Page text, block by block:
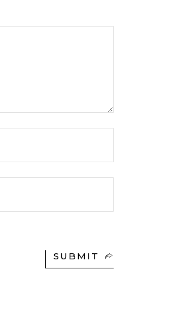
SUBMIT